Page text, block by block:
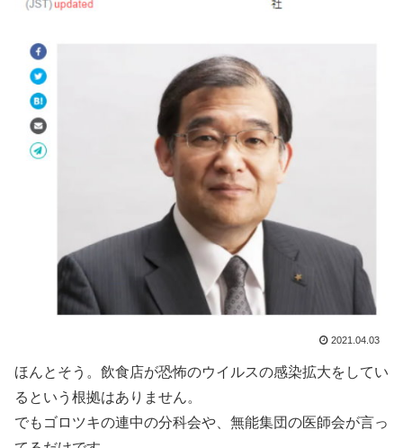
2021.04.03
ほんとそう。飲食店が恐怖のウイルスの感染拡大をしてい
るという根拠はありません。
でもゴロツキの連中の分科会や、無能集団の医師会が言っ